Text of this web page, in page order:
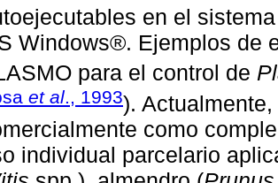
en el
Windows®. Ejemplos de
para el control de
et al ., 1993).
como
individual parcelario